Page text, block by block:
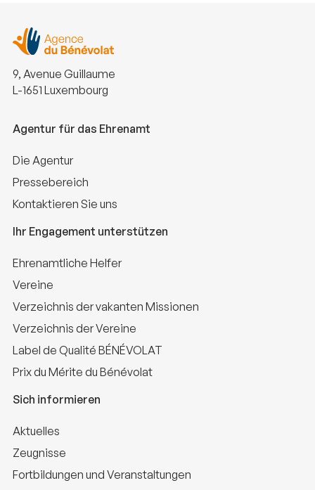
9, Avenue Guillaume
L-1651 Luxembourg
Agentur für das Ehrenamt
Die Agentur
Pressebereich
Kontaktieren Sie uns
Ihr Engagement unterstützen
Ehrenamtliche Helfer
Vereine
Verzeichnis der vakanten Missionen
Verzeichnis der Vereine
Label de Qualité BÉNÉVOLAT
Prix du Mérite du Bénévolat
Sich informieren
Aktuelles
Zeugnisse
Fortbildungen und Veranstaltungen